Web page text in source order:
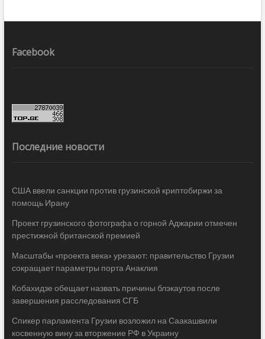
Facebook
Последние новости
США ввели санкции против грузинской криптобиржи за
помощь Ирану
Проект грузинского фотографа о горной Аджарии отмечен
престижной британской премией
Масштабы «проекта века» урезают: правительство Грузии
сокращает параметры порта Анаклия
Кобахидзе обещает назвать причины блэкаутов после
завершения расследования СГБ
Спикер парламента Грузии возложил на Саакашвили
косвенную вину за вторжение РФ в Украину